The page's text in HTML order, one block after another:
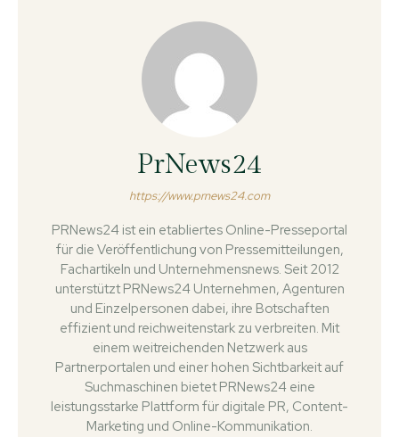
PrNews24
https://www.prnews24.com
PRNews24 ist ein etabliertes Online-Presseportal
für die Veröffentlichung von Pressemitteilungen,
Fachartikeln und Unternehmensnews. Seit 2012
unterstützt PRNews24 Unternehmen, Agenturen
und Einzelpersonen dabei, ihre Botschaften
effizient und reichweitenstark zu verbreiten. Mit
einem weitreichenden Netzwerk aus
Partnerportalen und einer hohen Sichtbarkeit auf
Suchmaschinen bietet PRNews24 eine
leistungsstarke Plattform für digitale PR, Content-
Marketing und Online-Kommunikation.